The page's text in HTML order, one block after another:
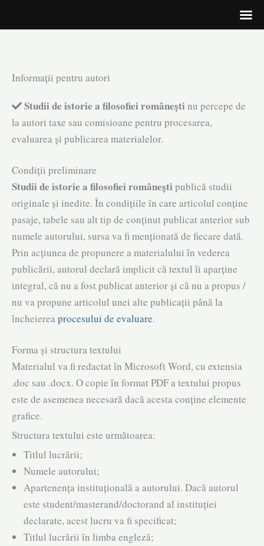
Skip
content
Informații pentru autori
Studii de istorie a filosofiei românești nu percepe de
la autori taxe sau comisioane pentru procesarea,
evaluarea și publicarea materialelor.
Condiții preliminare
Studii de istorie a filosofiei românești publică studii
originale și inedite. În condițiile în care articolul conține
pasaje, tabele sau alt tip de conținut publicat anterior sub
numele autorului, sursa va fi menționată de fiecare dată.
Prin acțiunea de propunere a materialului în vederea
publicării, autorul declară implicit că textul îi aparține
integral, că nu a fost publicat anterior și că nu a propus /
nu va propune articolul unei alte publicații până la
încheierea procesului de evaluare.
Forma și structura textului
Materialul va fi redactat în Microsoft Word, cu extensia
.doc sau .docx. O copie în format PDF a textului propus
este de asemenea necesară dacă acesta conține elemente
grafice.
Structura textului este următoarea:
Titlul lucrării;
Numele autorului;
Apartenența instituțională a autorului. Dacă autorul
este student/masterand/doctorand al instituției
declarate, acest lucru va fi specificat;
Titlul lucrării în limba engleză;